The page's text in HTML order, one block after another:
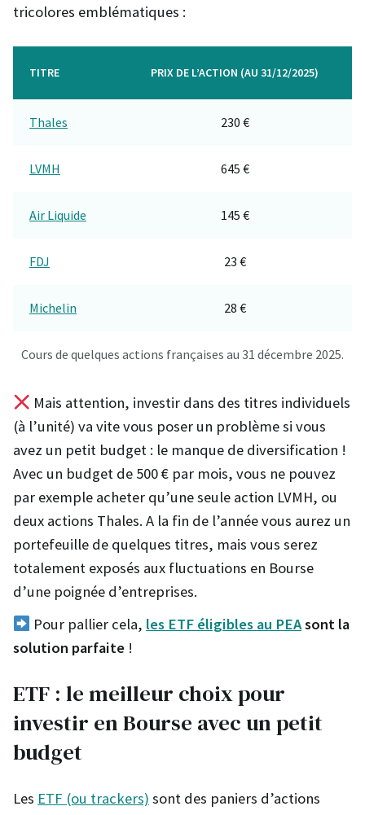
tricolores emblématiques :
TITRE PRIX DE L’ACTION (AU 31/12/2025)
Thales 230 €
LVMH 645 €
Air Liquide 145 €
FDJ 23 €
Michelin 28 €
Cours de quelques actions françaises au 31 décembre 2025.
Mais attention, investir dans des titres individuels
(à l’unité) va vite vous poser un problème si vous
avez un petit budget : le manque de diversification !
Avec un budget de 500 € par mois, vous ne pouvez
par exemple acheter qu’une seule action LVMH, ou
deux actions Thales. A la fin de l’année vous aurez un
portefeuille de quelques titres, mais vous serez
totalement exposés aux fluctuations en Bourse
d’une poignée d’entreprises.
Pour pallier cela, les ETF éligibles au PEAsont la
solution parfaite !
ETF : le meilleur choix pour
investir en Bourse avec un petit
budget
Les ETF (ou trackers) sont des paniers d’actions